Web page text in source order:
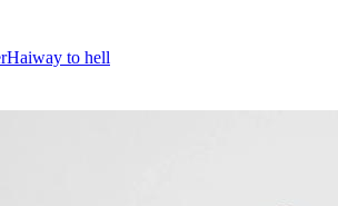
Haiway to hell